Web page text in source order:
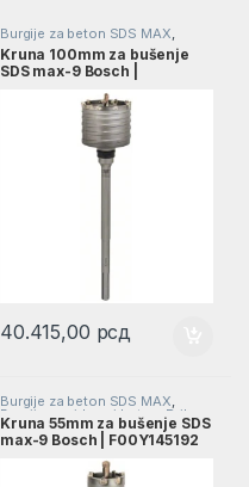
Burgije za beton SDS MAX
Burgije za zidove i beton Pribor
Burgije
Kruna 100mm za bušenje
SDS max-9 Bosch |
40.415,00 рсд
Burgije za beton SDS MAX,
Burgije za zidove i beton ,Pribor,
Burgije
Kruna 55mm za bušenje SDS
max-9 Bosch | F00Y145192